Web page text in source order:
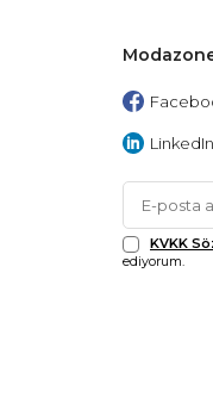
LinkedIn
KVKK
ediyorum.